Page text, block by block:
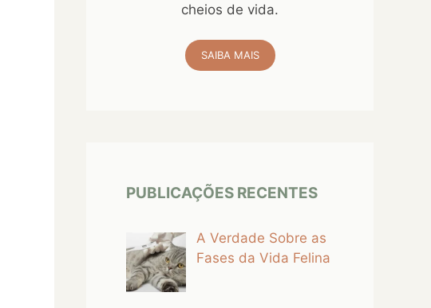
cheios de vida.
SAIBA MAIS
PUBLICAÇÕES RECENTES
A Verdade Sobre as
Fases da Vida Felina